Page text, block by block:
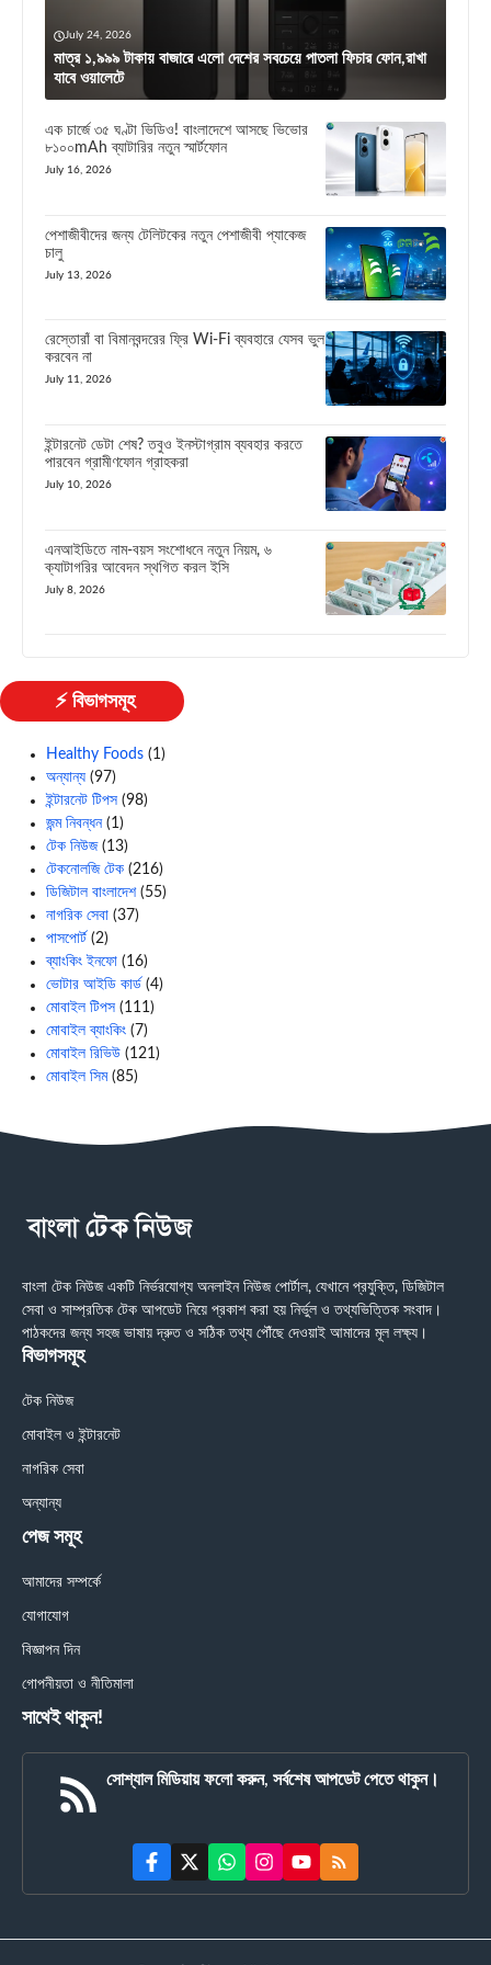
July 24, 2026
মাত্র ১,৯৯৯ টাকায় বাজারে এলো দেশের সবচেয়ে পাতলা ফিচার ফোন,রাখা
যাবে ওয়ালেটে
এক চার্জে ৩৫ ঘণ্টা ভিডিও! বাংলাদেশে আসছে ভিভোর
৮১০০mAh ব্যাটারির নতুন স্মার্টফোন
July 16, 2026
পেশাজীবীদের জন্য টেলিটকের নতুন পেশাজীবী প্যাকেজ
চালু
July 13, 2026
রেস্তোরাঁ বা বিমানবন্দরের ফ্রি Wi-Fi ব্যবহারে যেসব ভুল
করবেন না
July 11, 2026
ইন্টারনেট ডেটা শেষ? তবুও ইনস্টাগ্রাম ব্যবহার করতে
পারবেন গ্রামীণফোন গ্রাহকরা
July 10, 2026
এনআইডিতে নাম-বয়স সংশোধনে নতুন নিয়ম, ৬
ক্যাটাগরির আবেদন স্থগিত করল ইসি
July 8, 2026
⚡ বিভাগসমূহ
Healthy Foods (1)
অন্যান্য (97)
ইন্টারনেট টিপস (98)
জন্ম নিবন্ধন(1)
টেক নিউজ(13)
টেকনোলজি টেক (216)
ডিজিটাল বাংলাদেশ(55)
নাগরিক সেবা (37)
পাসপোর্ট (2)
ব্যাংকিং ইনফো (16)
ভোটার আইডি কার্ড (4)
মোবাইল টিপস (111)
মোবাইল ব্যাংকিং (7)
মোবাইল রিভিউ (121)
মোবাইল সিম(85)
বাংলা টেক নিউজ একটি নির্ভরযোগ্য অনলাইন নিউজ পোর্টাল, যেখানে প্রযুক্তি, ডিজিটাল
সেবা ও সাম্প্রতিক টেক আপডেট নিয়ে প্রকাশ করা হয় নির্ভুল ও তথ্যভিত্তিক সংবাদ।
পাঠকদের জন্য সহজ ভাষায় দ্রুত ও সঠিক তথ্য পৌঁছে দেওয়াই আমাদের মূল লক্ষ্য।
বিভাগসমূহ
টেক নিউজ
মোবাইল ও ইন্টারনেট
নাগরিক সেবা
অন্যান্য
পেজ সমূহ
আমাদের সম্পর্কে
যোগাযোগ
বিজ্ঞাপন দিন
গোপনীয়তা ও নীতিমালা
সাথেই থাকুন!
সোশ্যাল মিডিয়ায় ফলো করুন, সর্বশেষ আপডেট পেতে থাকুন।